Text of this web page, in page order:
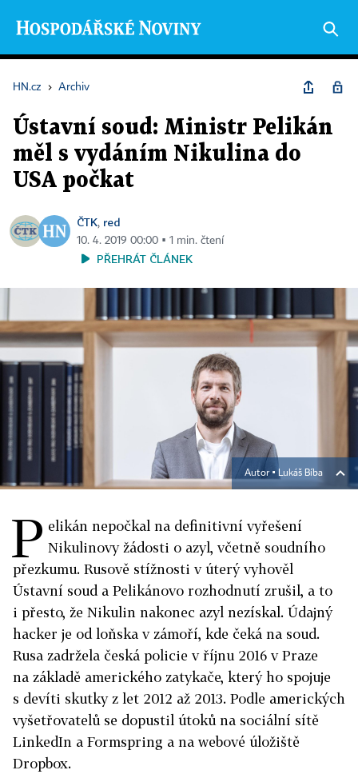
HN.cz › Archiv
Ústavní soud: Ministr Pelikán
měl s vydáním Nikulina do
USA počkat
ČTK, red
10. 4. 2019 00:00 ▪ 1 min. čtení
PŘEHRÁT ČLÁNEK
Autor ▪ Lukáš Bíba
P elikán nepočkal na definitivní vyřešení
Nikulinovy žádosti o azyl, včetně soudního
přezkumu. Rusově stížnosti v úterý vyhověl
Ústavní soud a Pelikánovo rozhodnutí zrušil, a to
i přesto, že Nikulin nakonec azyl nezískal. Údajný
hacker je od loňska v zámoří, kde čeká na soud.
Rusa zadržela česká policie v říjnu 2016 v Praze
na základě amerického zatykače, který ho spojuje
s devíti skutky z let 2012 až 2013. Podle amerických
vyšetřovatelů se dopustil útoků na sociální sítě
LinkedIn a Formspring a na webové úložiště
Dropbox.